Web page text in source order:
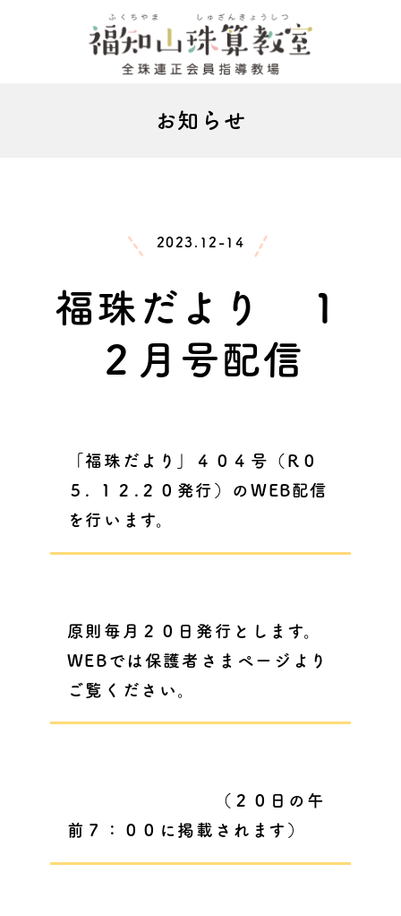
お知らせ
2023.12-14
福珠だより １
２月号配信
「福珠だより」４０４号（R０
５. １２.２０発行）のWEB配信
を行います。
原則毎月２０日発行とします。
WEBでは保護者さまページより
ご覧ください。
（２０日の午
前７：００に掲載されます）